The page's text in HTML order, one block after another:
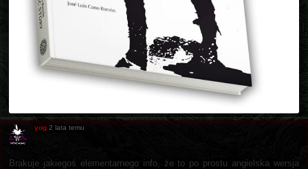
yog 2 lata temu
Brakuje jakiegoś elementarnego info, że to po prostu angielska wersja